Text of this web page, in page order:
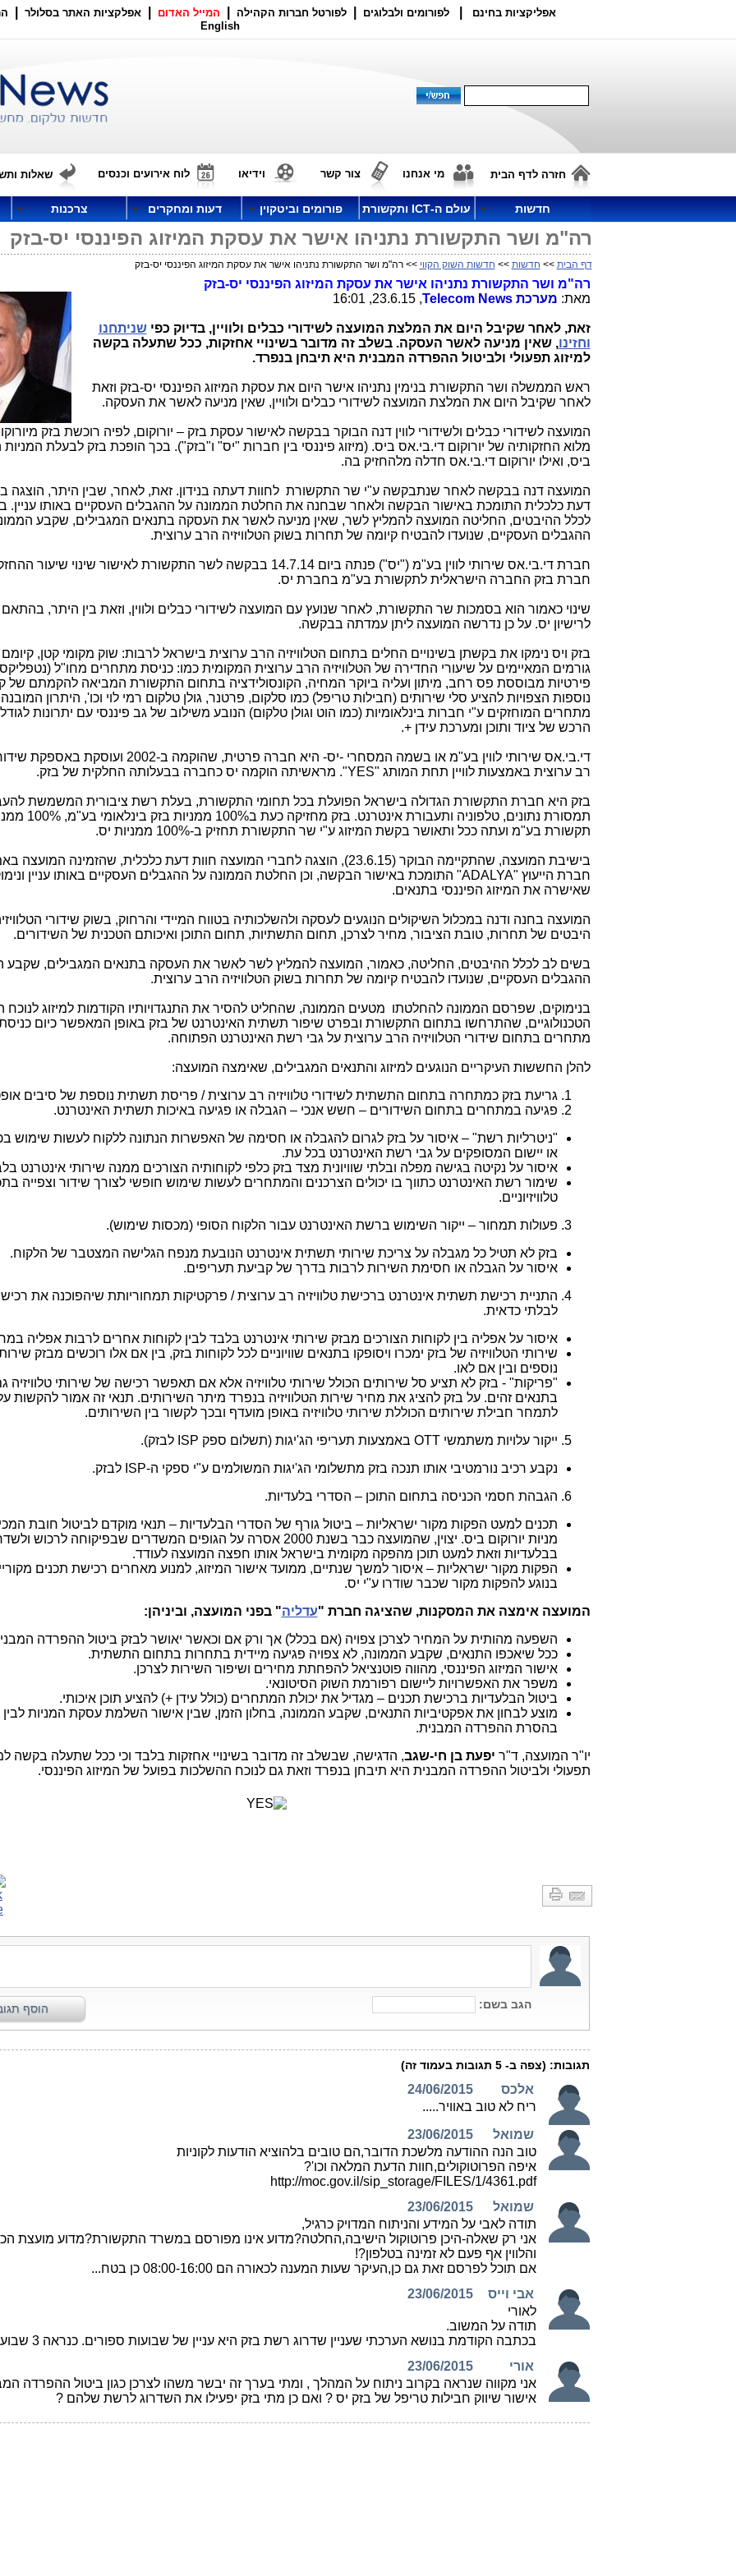
אפליקציות בחינם לפורומים ולבלוגים לפורטל חברות הקהילה המייל האדום אפלקציות האתר בסלולר
English
חזרה לדף הבית מי אנחנו צור קשר וידיאו לוח אירועים וכנסים שאלות
חדשות עולם ה-ICT ותקשורת פורומים וביטקוין דעות ומחקרים צרכנות
רה"מ ושר התקשורת נתניהו אישר את עסקת המיזוג הפיננסי יס-בזק
דף הבית >> חדשות >> חדשות השוק הקווי >> רה"מ ושר התקשורת נתניהו אישר את עסקת המיזוג הפיננסי יס-בזק
רה"מ ושר התקשורת נתניהו אישר את עסקת המיזוג הפיננסי יס-בזק
מאת: מערכתTelecom News
, 23.6.15, 16:01
זאת, לאחר שקיבל היום את המלצת המועצה לשידורי כבלים ולוויין, בדיוק כפישניתחנו
וחזינו, שאין מניעה לאשר העסקה. בשלב זה מדובר בשינויי אחזקות, ככל שתעלה בקשה
למיזוג תפעולי ולביטול ההפרדה המבנית היא תיבחן בנפרד.
ראש הממשלה ושר התקשורת בנימין נתניהו אישר היום את עסקת המיזוג הפיננסי יס-בזק וזאת
לאחר שקיבל היום את המלצת המועצה לשידורי כבלים ולוויין, שאין מניעה לאשר את העסקה.
המועצה לשידורי כבלים ולשידורי לווין דנה הבוקר בבקשה לאישור עסקת בזק – יורוקום, לפיה רוכשת בזק
מלוא החזקותיה של יורוקום די.בי.אס ביס. (מיזוג פיננסי בין חברות "יס" ו"בזק"). בכך הופכת בזק לבעלת המניות
ביס, ואילו יורוקום די.בי.אס חדלה מלהחזיק בה.
המועצה דנה בבקשה לאחר שנתבקשה ע"י שר התקשורת לחוות דעתה בנידון. זאת, לאחר, שבין היתר, הוצגה
דעת כלכלית התומכת באישור הבקשה ולאחר שבחנה את החלטת הממונה על ההגבלים העסקיים באותו עניין.
לכלל ההיבטים, החליטה המועצה להמליץ לשר, שאין מניעה לאשר את העסקה בתנאים המגבילים, שקבע
ההגבלים העסקיים, שנועדו להבטיח קיומה של תחרות בשוק הטלוויזיה הרב ערוצית.
חברת די.בי.אס שירותי לווין בע"מ ("יס") פנתה ביום 14.7.14 בבקשה לשר התקשורת לאישור שינוי
חברת בזק החברה הישראלית לתקשורת בע"מ בחברת יס.
לרישיון יס. על כן נדרשה המועצה ליתן עמדתה בבקשה.
בזק ויס נימקו את בקשתן בשינויים החלים בתחום הטלוויזיה הרב ערוצית בישראל לרבות: שוק מקומי קטן,
גורמים המאיימים על שיעורי החדירה של הטלוויזיה הרב ערוצית המקומית כמו: כניסת מתחרים מחו"ל
פירטיות מבוססת פס רחב, מיתון ועליה ביוקר המחיה, הקונסולידציה בתחום התקשורת המביאה להקמתם של
נוספות הצפויות להציע סלי שירותים (חבילות טריפל) כמו סלקום, פרטנר, גולן טלקום רמי לוי וכו', היתרון
מתחרים המוחזקים ע"י חברות בינלאומיות (כמו הוט וגולן טלקום) הנובע משילוב של גב פיננסי עם יתרונות
הרכש של ציוד ותוכן ומערכת עידן +.
די.בי.אס שירותי לווין בע"מ או בשמה המסחרי -יס- היא חברה פרטית, שהוקמה ב-
רב ערוצית באמצעות לוויין תחת המותג "YES". מראשיתה הוקמה יס כחברה בבעלותה החלקית של בזק.
בזק היא חברת התקשורת הגדולה בישראל הפועלת בכל תחומי התקשורת, בעלת רשת ציבורית המשמשת
תמסורת נתונים, טלפוניה
תקשורת בע"מ ועתה ככל ותאושר בקשת המיזוג ע"י שר התקשורת תחזיק ב-100% ממניות יס.
בישיבת המועצה, שהתקיימה הבוקר (23.6.15), הוצגה לחברי המועצה חוות דעת כלכלית, שהזמינה
חברת הייעוץ "ADALYA" התומכת באישור הבקשה, וכן החלטת הממונה על ההגבלים העסקיים באותו עניין
שאישרה את המיזוג הפיננסי בתנאים.
המועצה בחנה ודנה במכלול השיקולים הנוגעים לעסקה ולהשלכותיה בטווח המיידי והרחוק, בשוק שידורי
היבטים של תחרות, טובת הציבור, מחיר לצרכן, תחום התשתיות, תחום התוכן ואיכותם הטכנית של השידורים.
בשים לב לכלל ההיבטים, החליטה, כאמור, המועצה להמליץ לשר לאשר את העסקה בתנאים המגבילים, שקבע
ההגבלים העסקיים, שנועדו להבטיח קיומה של תחרות בשוק הטלוויזיה הרב ערוצית.
בנימוקים, שפרסם הממונה להחלטתו מטעים הממונה, שהחליט להסיר את התנגדויותיו הקודמות למיזוג לנוכח
הטכנולוגיים, שהתרחשו בתחום התקשורת ובפרט שיפור תשתית האינטרנט של בזק באופן המאפשר כיום
מתחרים בתחום שידורי הטלוויזיה הרב ערוצית על גבי רשת האינטרנט הפתוחה.
להלן החששות העיקריים הנוגעים למיזוג והתנאים המגבילים, שאימצה המועצה:
גריעת בזק כמתחרה בתחום התשתית לשידורי טלוויזיה רב ערוצית / פריסת תשתית נוספת של סיבים
פגיעה במתחרים בתחום השידורים – חשש אנכי – הגבלה או פגיעה באיכות תשתית האינטרנט.
"ניטרליות רשת" – איסור על בזק לגרום להגבלה או חסימה של האפשרות הנתונה ללקוח לעשות שימוש
או יישום המסופקים על גבי רשת האינטרנט בכל עת.
איסור על נקיטה בגישה מפלה ובלתי שוויונית מצד בזק כלפי לקוחותיה הצורכים ממנה שירותי אינטרנט
שימור רשת האינטרנט כתווך בו יכולים הצרכנים והמתחרים לעשות שימוש חופשי לצורך שידור וצפייה
טלוויזיוניים.
פעולות תמחור – ייקור השימוש ברשת האינטרנט עבור הלקוח הסופי (מכסות שימוש).
בזק לא תטיל כל מגבלה על צריכת שירותי תשתית אינטרנט הנובעת מנפח הגלישה המצטבר של הלקוח.
איסור על הגבלה או חסימת השירות לרבות בדרך של קביעת תעריפים.
התניית רכישת תשתית אינטרנט ברכישת טלוויזיה רב ערוצית / פרקטיקות תמחוריותת שיהפוכנה את
לבלתי כדאית.
איסור על אפליה בין לקוחות הצורכים מבזק שירותי אינטרנט בלבד לבין לקוחות אחרים לרבות אפליה
שירותי הטלוויזיה של בזק ימכרו ויסופקו בתנאים שוויוניים לכל לקוחות בזק, בין אם אלו רוכשים מבזק
נוספים ובין אם לאו.
"פריקות" - בזק לא תציע סל שירותים הכולל שירותי טלוויזיה אלא אם תאפשר רכישה של שירותי טלוויזיה
בתנאים זהים. על בזק להציג את מחיר שירות הטלוויזיה בנפרד מיתר השירותים. תנאי זה אמור להקשות
לתמחר חבילת שירותים הכוללת שירותי טלוויזיה באופן מועדף ובכך לקשור בין השירותים.
ייקור עלויות משתמשיOTT באמצעות תעריפי הג'יגות (תשלום ספק ISP לבזק).
נקבע רכיב נורמטיבי אותו תנכה בזק מתשלומי הג'יגות המשולמים ע"י ספקי ה-ISP לבזק.
הגבהת חסמי הכניסה בתחום התוכן – הסדרי בלעדיות.
תכנים למעט הפקות מקור ישראליות – ביטול גורף של הסדרי הבלעדיות – תנאי מוקדם לביטול חובת
מניות יורוקום ביס. יצוין, שהמועצה כבר בשנת 2000 אסרה על הגופים המשדרים שבפיקוחה
בבלעדיות וזאת למעט תוכן מהפקה מקומית בישראל אותו חפצה המועצה לעודד.
הפקות מקור ישראליות – איסור למשך שנתיים, ממועד אישור המיזוג, למנוע מאחרים רכישת תכנים
בנוגע להפקות מקור שכבר שודרו ע"י יס.
המועצה אימצה את המסקנות, שהציגה חברת "עדליה" בפני המועצה, וביניהן:
השפעה מהותית על המחיר לצרכן צפויה (אם בכלל) אך ורק אם וכאשר יאושר לבזק ביטול ההפרדה
ככל שיאכפו התנאים, שקבע הממונה, לא צפויה פגיעה מיידית בתחרות בתחום התשתית.
אישור המיזוג הפיננסי, מהווה פוטנציאל להפחתת מחירים ושיפור השירות לצרכן.
משפר את האפשרויות ליישום רפורמת השוק הסיטונאי.
ביטול הבלעדיות ברכישת תכנים – מגדיל את יכולת המתחרים (כולל עידן +) להציע תוכן איכותי.
מוצע לבחון את אפקטיביות התנאים, שקבע הממונה, בחלון הזמן, שבין אישור השלמת עסקת המניות לבין
בהסרת ההפרדה המבנית.
יו"ר המועצה, ד"ר יפעת בן חי-שגב, הדגישה, שבשלב זה מדובר בשינויי אחזקות בלבד וכי ככל שתעלה בקשה
תפעולי ולביטול ההפרדה המבנית היא תיבחן בנפרד וזאת גם לנוכח ההשלכות בפועל של המיזוג הפיננסי.